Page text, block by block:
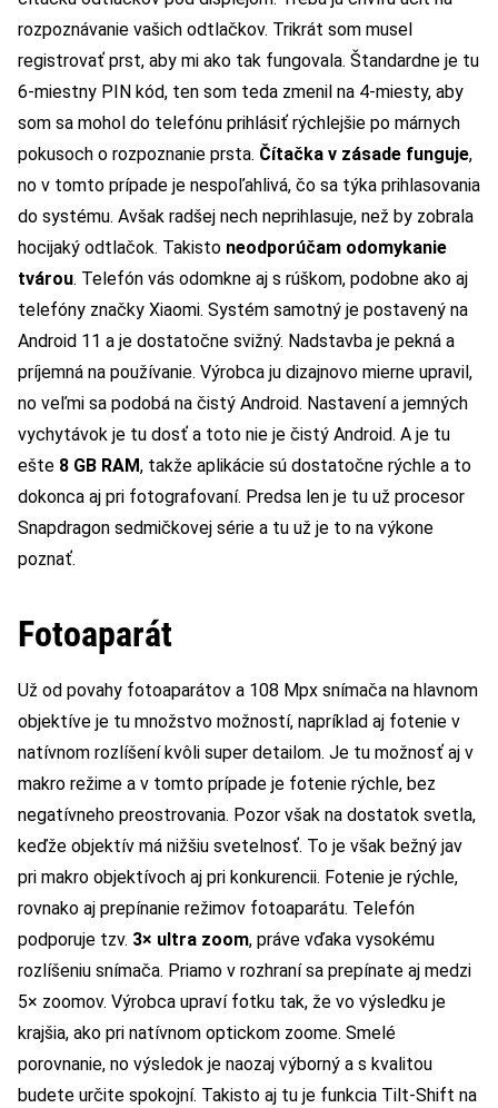
rozpoznávanie vašich odtlačkov. Trikrát som musel
registrovať prst, aby mi ako tak fungovala. Štandardne je tu
6-miestny PIN kód, ten som teda zmenil na 4-miesty, aby
som sa mohol do telefónu prihlásiť rýchlejšie po márnych
pokusoch o rozpoznanie prsta. Čítačka v zásade funguje,
no v tomto prípade je nespoľahlivá, čo sa týka prihlasovania
do systému. Avšak radšej nech neprihlasuje, než by zobrala
hocijaký odtlačok. Takisto neodporúčam odomykanie
tvárou. Telefón vás odomkne aj s rúškom, podobne ako aj
telefóny značky Xiaomi. Systém samotný je postavený na
Android 11 a je dostatočne svižný. Nadstavba je pekná a
príjemná na používanie. Výrobca ju dizajnovo mierne upravil,
no veľmi sa podobá na čistý Android. Nastavení a jemných
vychytávok je tu dosť a toto nie je čistý Android. A je tu
ešte 8 GB RAM, takže aplikácie sú dostatočne rýchle a to
dokonca aj pri fotografovaní. Predsa len je tu už procesor
Snapdragon sedmičkovej série a tu už je to na výkone
poznať.
Fotoaparát
Už od povahy fotoaparátov a 108 Mpx snímača na hlavnom
objektíve je tu množstvo možností, napríklad aj fotenie v
natívnom rozlíšení kvôli super detailom. Je tu možnosť aj v
makro režime a v tomto prípade je fotenie rýchle, bez
negatívneho preostrovania. Pozor však na dostatok svetla,
keďže objektív má nižšiu svetelnosť. To je však bežný jav
pri makro objektívoch aj pri konkurencii. Fotenie je rýchle,
rovnako aj prepínanie režimov fotoaparátu. Telefón
podporuje tzv. 3× ultra zoom, práve vďaka vysokému
rozlíšeniu snímača. Priamo v rozhraní sa prepínate aj medzi
5× zoomov. Výrobca upraví fotku tak, že vo výsledku je
krajšia, ako pri natívnom optickom zoome. Smelé
porovnanie, no výsledok je naozaj výborný a s kvalitou
budete určite spokojní. Takisto aj tu je funkcia Tilt-Shift na